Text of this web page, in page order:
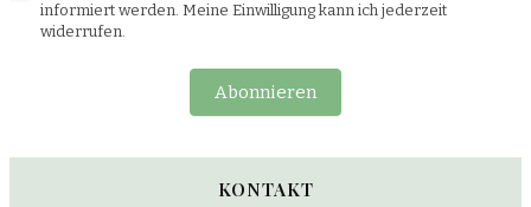
informiert werden. Meine Einwilligung kann ich jederzeit
widerrufen.
Abonnieren
KONTAKT